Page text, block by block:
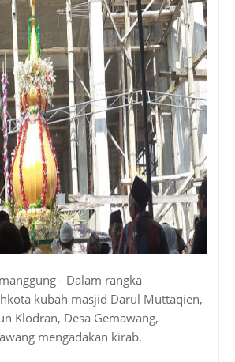
- Dalam rangka
kubah masjid Darul Muttaqien,
Klodran, Desa Gemawang,
mengadakan kirab.